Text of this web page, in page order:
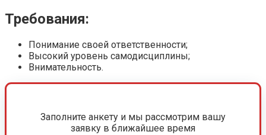
Требования:
Понимание своей ответственности;
Высокий уровень самодисциплины;
Внимательность.
Заполните анкету и мы рассмотрим вашу
заявку в ближайшее время